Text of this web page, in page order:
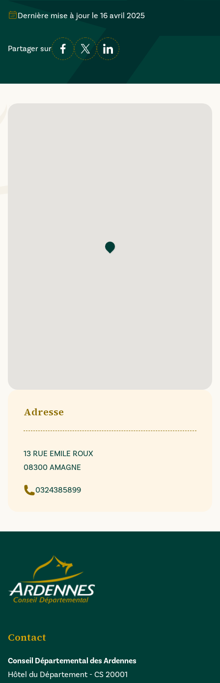
Dernière mise à jour le 16 avril 2025
Partager sur
Adresse
13 RUE EMILE ROUX
08300 AMAGNE
0324385899
Contact
Conseil Départemental des Ardennes
Hôtel du Département - CS 20001